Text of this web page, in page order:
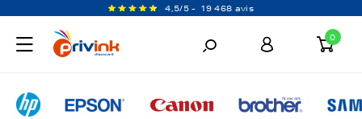
4,5/5 - 19 468 avis
0